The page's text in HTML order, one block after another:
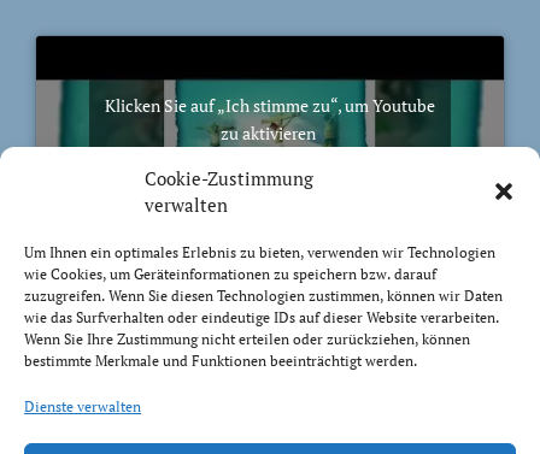
Cookie-Zustimmung
verwalten
Um Ihnen ein optimales Erlebnis zu bieten, verwenden wir Technologien
wie Cookies, um Geräteinformationen zu speichern bzw. darauf
zuzugreifen. Wenn Sie diesen Technologien zustimmen, können wir Daten
wie das Surfverhalten oder eindeutige IDs auf dieser Website verarbeiten.
Wenn Sie Ihre Zustimmung nicht erteilen oder zurückziehen, können
bestimmte Merkmale und Funktionen beeinträchtigt werden.
Dienste verwalten
Klicken Sie auf „Ich stimme zu“, um Youtube
zu aktivieren
Ich stimme zu
BIBELVERS DES TAGES
Trachtet nach dem, was droben ist, nicht nach dem,
was auf Erden ist.